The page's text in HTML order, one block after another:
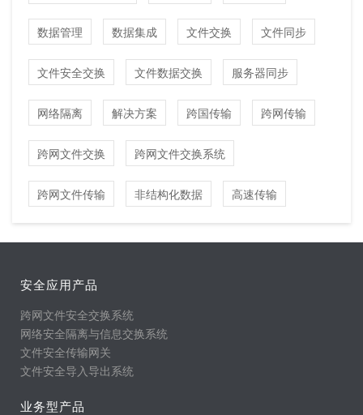
数据管理 数据集成 文件交换 文件同步
文件安全交换 文件数据交换 服务器同步
网络隔离 解决方案 跨国传输 跨网传输
跨网文件交换 跨网文件交换系统
跨网文件传输 非结构化数据 高速传输
安全应用产品
跨网文件安全交换系统
网络安全隔离与信息交换系统
文件安全传输网关
文件安全导入导出系统
业务型产品